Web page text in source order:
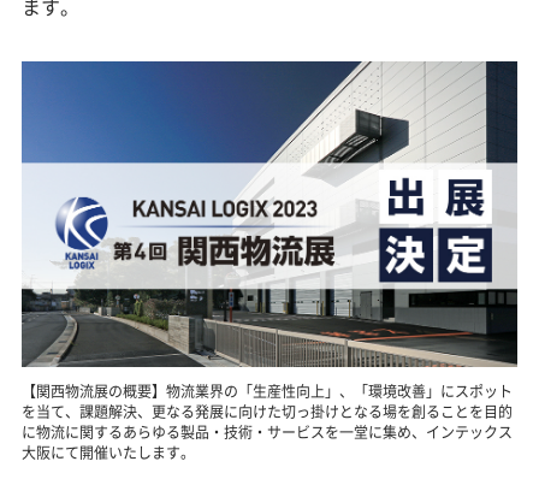
ます。
【関西物流展の概要】物流業界の「生産性向上」、「環境改善」にスポット
を当て、課題解決、更なる発展に向けた切っ掛けとなる場を創ることを目的
に物流に関するあらゆる製品・技術・サービスを一堂に集め、インテックス
大阪にて開催いたします。